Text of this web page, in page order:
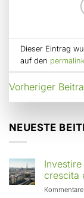
Dieser Eintrag
auf den permalink
Vorheriger
NEUESTE
crescita